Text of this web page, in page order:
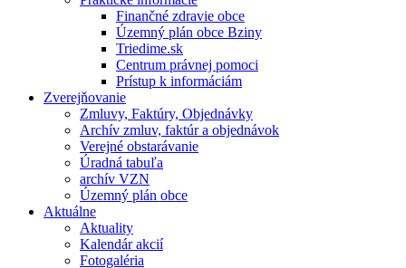
Finančné zdravie obce
Územný plán obce Bziny
Triedime.sk
Centrum právnej pomoci
Prístup k informáciám
Zverejňovanie
Zmluvy, Faktúry, Objednávky
Archív zmluv, faktúr a objednávok
Verejné obstarávanie
Úradná tabuľa
archív VZN
Územný plán obce
Aktuálne
Aktuality
Kalendár akcií
Fotogaléria